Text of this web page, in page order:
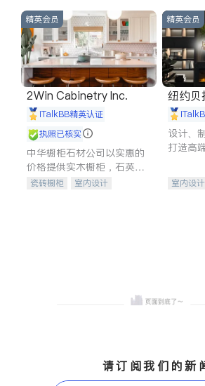
精英会员
2Win Cabinetry Inc.
iTalkBB精英认证
执照已核实
中华橱柜石材公司以实惠的
价格提供实木橱柜，石英石
台面，多种优质不锈钢水
瓷砖橱柜
室内设计
精英会员
纽约贝拉
A
设计、
打造高
室内设计
请订阅我们的新